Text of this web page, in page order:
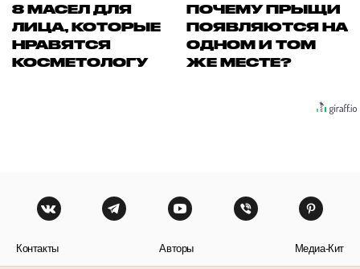
8 МАСЕЛ ДЛЯ
ЛИЦА, КОТОРЫЕ
НРАВЯТСЯ
КОСМЕТОЛОГУ
ПОЧЕМУ ПРЫЩИ
ПОЯВЛЯЮТСЯ НА
ОДНОМ И ТОМ
ЖЕ МЕСТЕ?
Контакты Авторы Медиа-Кит